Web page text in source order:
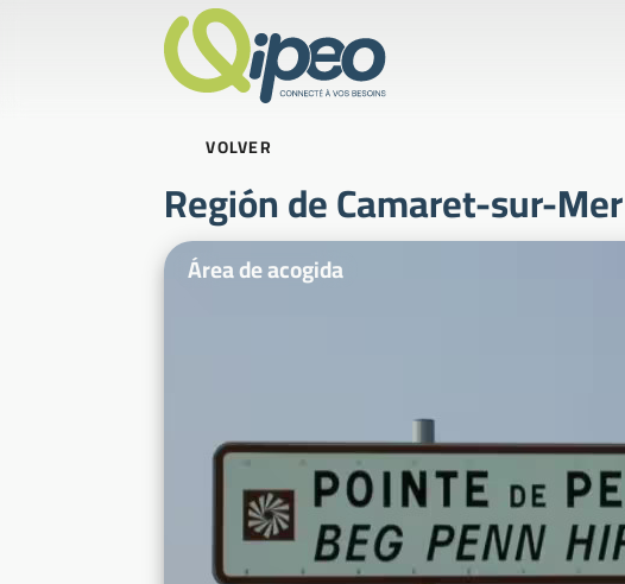
VOLVER
Región de Camaret-sur-Mer
Fotos ilustrativas
Área de acogida